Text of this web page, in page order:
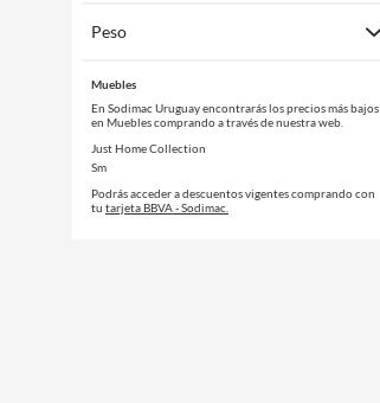
Peso
Muebles
En Sodimac Uruguay encontrarás los precios más bajos
en Muebles comprando a través de nuestra web.
Just Home Collection
Sm
Podrás acceder a descuentos vigentes comprando con
tu tarjeta BBVA - Sodimac.